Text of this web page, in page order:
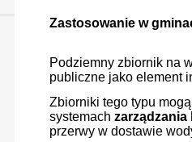
Zastosowanie w
Podziemny zbiornik na
publiczne jako element
Zbiorniki tego typu
systemach
przerwy w dostawie